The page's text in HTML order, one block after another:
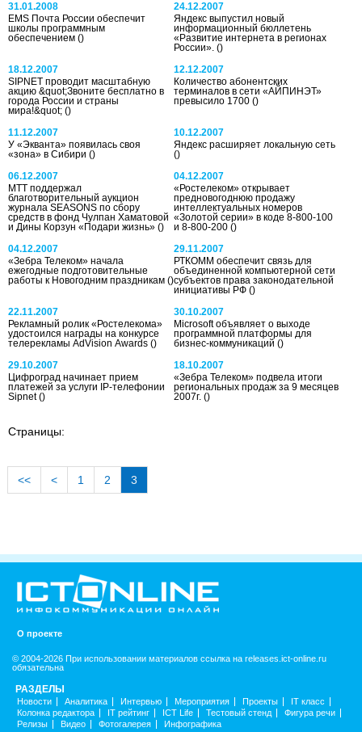
31.01.2008
EMS Почта России обеспечит
школы программным
обеспечением ()
24.12.2007
Яндекс выпустил новый
информационный бюллетень
«Развитие интернета в регионах
России».()
18.12.2007
SIPNET проводит масштабную
акцию &quot;Звоните бесплатно в
города России и страны
мира!&quot; ()
12.12.2007
Количество абонентских
терминалов в сети «АЙПИНЭТ»
превысило 1700()
11.12.2007
У «Экванта» появилась своя
«зона» в Сибири ()
10.12.2007
Яндекс расширяет локальную сеть
()
06.12.2007
МТТ поддержал
благотворительный аукцион
журнала SEASONS по сбору
средств в фонд Чулпан Хаматовой
и Дины Корзун «Подари жизнь» ()
04.12.2007
«Ростелеком» открывает
предновогоднюю продажу
интеллектуальных номеров
«Золотой серии» в коде 8-800-100
и 8-800-200()
04.12.2007
«Зебра Телеком» начала
ежегодные подготовительные
работы к Новогодним праздникам ()
29.11.2007
РТКОММ обеспечит связь для
объединенной компьютерной сети
субъектов права законодательной
инициативы РФ()
22.11.2007
Рекламный ролик «Ростелекома»
удостоился награды на конкурсе
телерекламы AdVision Awards ()
30.10.2007
Microsoft объявляет о выходе
программной платформы для
бизнес-коммуникаций()
29.10.2007
Цифроград начинает прием
платежей за услуги IP-телефонии
Sipnet()
18.10.2007
«Зебра Телеком» подвела итоги
региональных продаж за 9 месяцев
2007г.()
Страницы:
<< < 1 2 3
О проекте
© 2004-2026 При использовании материалов ссылка на releases.ict-online.ru
обязательна
РАЗДЕЛЫ
Новости Аналитика Интервью Мероприятия Проекты
IT класс
Колонка редактора
IT рейтинг ICT Life Тестовый стенд
Фигура речи
Релизы
Видео Фотогалерея Инфографика